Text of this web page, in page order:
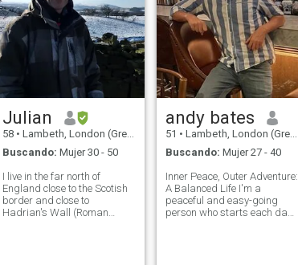
Julian
58 • Lambeth, London (Greater), Reino Unido
Buscando: Mujer 30 - 50
I live in the far north of
England close to the Scotish
border and close to
Hadrian's Wall (Roman
andy bates
51 • Lambeth, London (Greater), Reino Unido
Buscando: Mujer 27 - 40
Inner Peace, Outer Adventure:
A Balanced Life I'm a
peaceful and easy-going
person who starts each day